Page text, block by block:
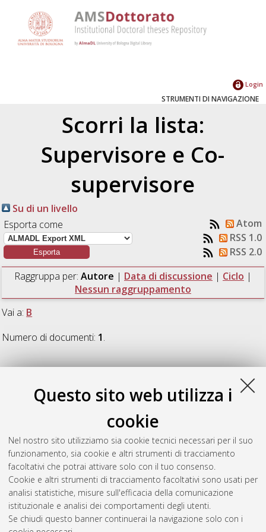
Questo sito web utilizza i
cookie
Nel nostro sito utilizziamo sia cookie tecnici necessari per il suo
funzionamento, sia cookie e altri strumenti di tracciamento
facoltativi che potrai attivare solo con il tuo consenso.
Cookie e altri strumenti di tracciamento facoltativi sono usati per
analisi statistiche, misure sull'efficacia della comunicazione
istituzionale e analisi dei comportamenti degli utenti.
Se chiudi questo banner continuerai la navigazione solo con i
Login
STRUMENTI DI NAVIGAZIONE
Scorri la lista:
Supervisore e Co-
supervisore
Su di un livello
Esporta come
Atom
RSS 1.0
RSS 2.0
Raggruppa per: Autore | Data di discussione | Ciclo |
Nessun raggruppamento
Vai a: B
Numero di documenti: 1.
B
Berneschi, Simone(2007)Microlaser in rare earths doped
, [Dissertation thesis], Alma Mater Studiorum Università
di Bologna. Dottorato di ricerca inIngegneria elettronica,
informatica e delle telecomunicazioni, 19 Ciclo. DOI
10.6092/unibo/amsdottorato/387.
Questa lista e' stata generata il Thu Aug 6 20:47:54 2026